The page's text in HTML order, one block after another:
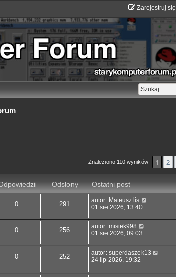
Zarejestruj się
Znaleziono 110 wyników 1 2
Odsłony
Ostatni post
0 291 autor: Mateusz lis
01 sie 2026, 13:40
0 256 autor: misiek998
01 sie 2026, 09:03
0 252 autor: superdaszek13
24 lip 2026, 19:32